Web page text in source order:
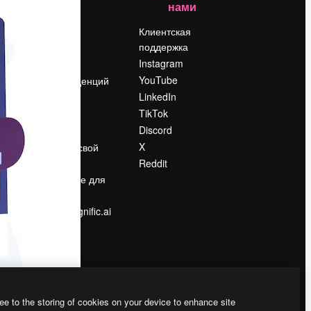
Поиск тенденций
Продайте свой
Помещение для
Ищете magnific.ai
нами
Клиентская
поддержка
Instagram
YouTube
LinkedIn
TikTok
Discord
X
Reddit
to the storing of cookies on your device to enhance site